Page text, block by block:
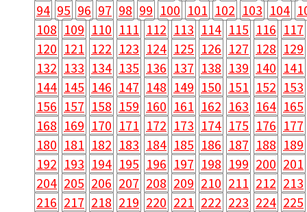
94 95 96 97 98 99 100 101 102 103 104
108 109 110 111 112 113 114 115 116 117
120 121 122 123 124 125 126 127 128 129
132 133 134 135 136 137 138 139 140 141
144 145 146 147 148 149 150 151 152 153
156 157 158 159 160 161 162 163 164 165
168 169 170 171 172 173 174 175 176 177
180 181 182 183 184 185 186 187 188 189
192 193 194 195 196 197 198 199 200 201
204 205 206 207 208 209 210 211 212 213
216 217 218 219 220 221 222 223 224 225